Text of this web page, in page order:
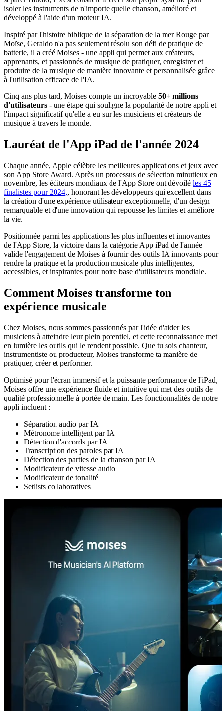
isoler les instruments de n'importe quelle chanson, amélioré et
développé à l'aide d'un moteur IA.
Inspiré par l'histoire biblique de la séparation de la mer Rouge par
Moïse, Geraldo n'a pas seulement résolu son défi de pratique de
batterie, il a créé Moises - une appli qui permet aux créateurs,
apprenants, et passionnés de musique de pratiquer, enregistrer et
produire de la musique de manière innovante et personnalisée grâce
à l'utilisation efficace de l'IA.
Cinq ans plus tard, Moises compte un incroyable 50+ millions
d'utilisateurs - une étape qui souligne la popularité de notre appli et
l'impact significatif qu'elle a eu sur les musiciens et créateurs de
musique à travers le monde.
Lauréat de l'App iPad de l'année 2024
Chaque année, Apple célèbre les meilleures applications et jeux avec
son App Store Award. Après un processus de sélection minutieux en
novembre, les éditeurs mondiaux de l'App Store ont dévoilé les 45
finalistes pour 2024,, honorant les développeurs qui excellent dans
la création d'une expérience utilisateur exceptionnelle, d'un design
remarquable et d'une innovation qui repousse les limites et améliore
la vie.
Positionnée parmi les applications les plus influentes et innovantes
de l'App Store, la victoire dans la catégorie App iPad de l'année
valide l'engagement de Moises à fournir des outils IA innovants pour
rendre la pratique et la production musicale plus intelligentes,
accessibles, et inspirantes pour notre base d'utilisateurs mondiale.
Comment Moises transforme ton
expérience musicale
Chez Moises, nous sommes passionnés par l'idée d'aider les
musiciens à atteindre leur plein potentiel, et cette reconnaissance met
en lumière les outils qui le rendent possible. Que tu sois chanteur,
instrumentiste ou producteur, Moises transforme ta manière de
pratiquer, créer et performer.
Optimisé pour l'écran immersif et la puissante performance de l'iPad,
Moises offre une expérience fluide et intuitive qui met des outils de
qualité professionnelle à portée de main. Les fonctionnalités de notre
appli incluent :
Séparation audio par IA
Métronome intelligent par IA
Détection d'accords par IA
Transcription des paroles par IA
Détection des parties de la chanson par IA
Modificateur de vitesse audio
Modificateur de tonalité
Setlists collaboratives